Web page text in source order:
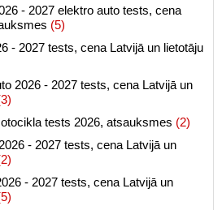
- 2027 elektro auto tests, cena
(5)
- 2027 tests, cena Latvijā un lietotāju
2026 - 2027 tests, cena Latvijā un
tests 2026, atsauksmes (2)
- 2027 tests, cena Latvijā un
- 2027 tests, cena Latvijā un